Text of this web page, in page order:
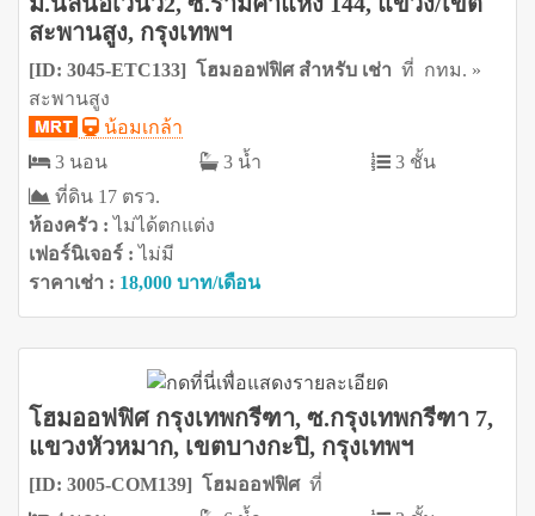
สะพานสูง, กรุงเทพฯ
[ID: 3045-ETC133] โฮมออฟฟิศ สำหรับ เช่า ที่ กทม. »
สะพานสูง
น้อมเกล้า
3 นอน
3 น้ำ
3 ชั้น
ที่ดิน 17 ตรว.
ห้องครัว :ไม่ได้ตกแต่ง
เฟอร์นิเจอร์ :ไม่มี
ราคาเช่า : 18,000 บาท/เดือน
โฮมออฟฟิศ กรุงเทพกรีฑา, ซ.กรุงเทพกรีฑา 7,
แขวงหัวหมาก, เขตบางกะปิ, กรุงเทพฯ
[ID: 3005-COM139] โฮมออฟฟิศ ที่